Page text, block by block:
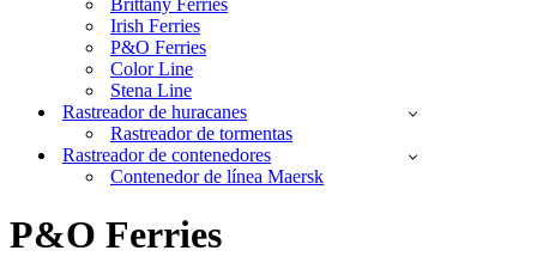
Brittany Ferries
Irish Ferries
P&O Ferries
Color Line
Stena Line
Rastreador de huracanes
Rastreador de tormentas
Rastreador de contenedores
Contenedor de línea Maersk
P&O Ferries